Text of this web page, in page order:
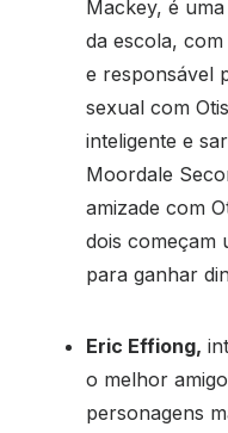
Mackey, é
da escola,
e responsável
sexual com
inteligente e
Moordale
amizade com
dois começam
para ganhar
Eric Effiong,
o melhor
personagens